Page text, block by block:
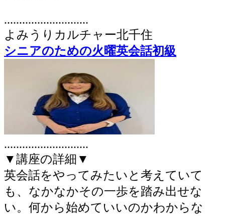
............................
よみうりカルチャー北千住
シニアのための火曜英会話初級
............................
▼講座の詳細▼
英会話をやってみたいと考えていて
も、なかなかその一歩を踏み出せな
い。何から始めていいのかわからな